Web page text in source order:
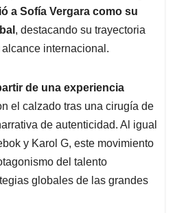
a Sofía Vergara como su
, destacando su trayectoria
internacional.
de una experiencia
el calzado tras una cirugía de
de autenticidad. Al igual
y Karol G, este movimiento
del talento
globales de las grandes